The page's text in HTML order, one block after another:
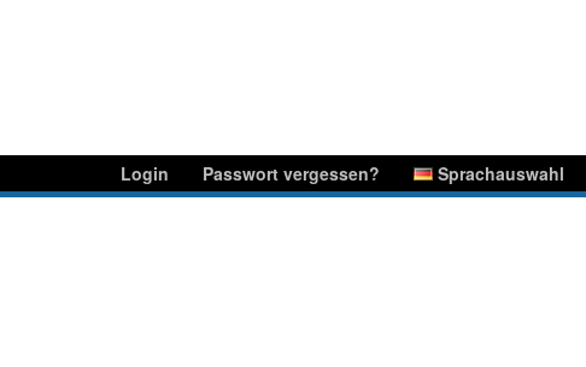
Sprachauswahl
Passwort vergessen?
Login